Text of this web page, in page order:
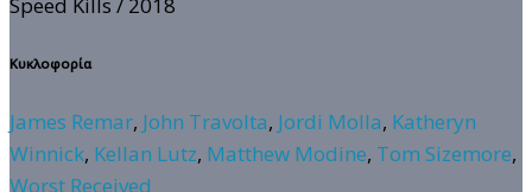
Speed Kills / 2018
Κυκλοφορία
James Remar, John Travolta, Jordi Molla, Katheryn
Winnick, Kellan Lutz, Matthew Modine, Tom Sizemore,
Worst Received